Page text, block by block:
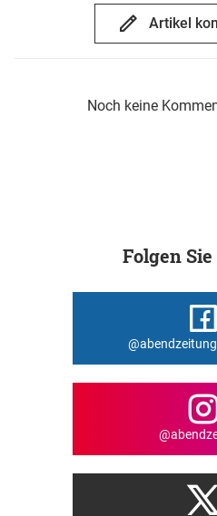
Artikel
Noch keine
Folgen